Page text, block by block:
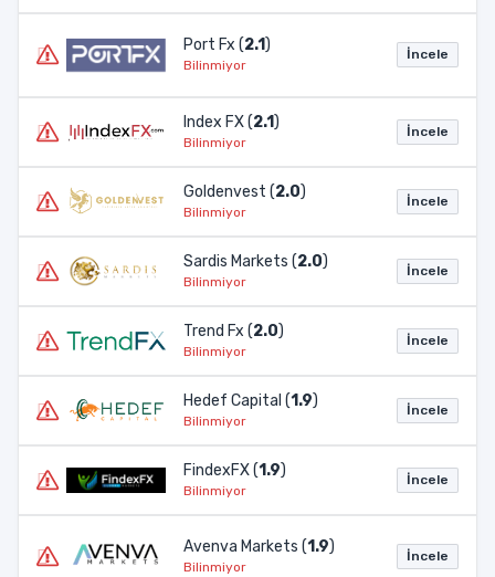
Port Fx (2.1)
Bilinmiyor
İncele
Index FX (2.1)
Bilinmiyor
İncele
Goldenvest (2.0)
Bilinmiyor
İncele
Sardis Markets (2.0)
Bilinmiyor
İncele
Trend Fx (2.0)
Bilinmiyor
İncele
Hedef Capital (1.9)
Bilinmiyor
İncele
FindexFX (1.9)
Bilinmiyor
İncele
Avenva Markets (1.9)
Bilinmiyor
İncele